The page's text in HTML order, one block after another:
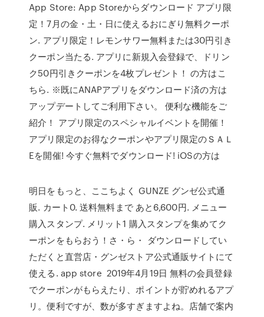
App Store: App Storeからダウンロード アプリ限
定！7月の金・土・日に使えるおにぎり無料クーポ
ン. アプリ限定！レモンサワー無料または30円引き
クーポン当たる. アプリに新規入会登録で、ドリン
ク50円引きクーポンを4枚プレゼント！ の方はこ
ちら. ※既にANAPアプリをダウンロード済の方は
アップデートしてご利用下さい。 便利な機能をご
紹介！ アプリ限定のスペシャルイベントを開催！
アプリ限定のお得なクーポンやアプリ限定のＳＡＬ
Eを開催! 今すぐ無料でダウンロード! iOSの方は
明日をもっと、ここちよく GUNZE グンゼ公式通
販. カート0. 送料無料まで あと6,600円. メニュー
購入スタンプ. メリット1 購入スタンプを集めてク
ーポンをもらおう！さ・ら・ ダウンロードしてい
ただくと直営店・グンゼストア公式通販サイトにて
使える. app store 2019年4月19日 無料の会員登録
でクーポンがもらえたり、ポイントが貯めれるアプ
リ。便利ですが、数が多すぎますよね。店舗で案内